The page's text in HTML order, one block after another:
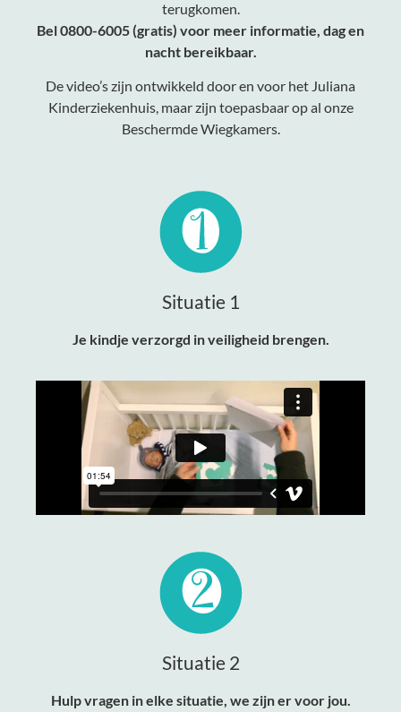
terugkomen.
Bel 0800-6005 (gratis) voor meer informatie, dag en
nacht bereikbaar.
De video’s zijn ontwikkeld door en voor het Juliana
Kinderziekenhuis, maar zijn toepasbaar op al onze
Beschermde Wiegkamers.
Situatie 1
Je kindje verzorgd in veiligheid brengen.
Situatie 2
Hulp vragen in elke situatie, we zijn er voor jou.